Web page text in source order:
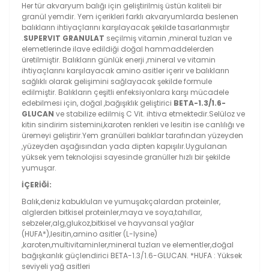
Her tür akvaryum balığı için geliştirilmiş üstün kaliteli bir
granül yemdir. Yem içerikleri farklı akvaryumlarda beslenen
balıkların ihtiyaçlarını karşılayacak şekilde tasarlanmıştır
.SUPERVIT GRANULAT seçilmiş vitamin ,mineral tuzları ve
elemetlerinde ilave edildiği doğal hammaddelerden
üretilmiştir. Balıkların günlük enerji ,mineral ve vitamin
ihtiyaçlarını karşılayacak amino asitler içerir ve balıkların
sağlıklı olarak gelişimini sağlayacak şekilde formule
edilmiştir. Balıkların çeşitli enfeksiyonlara karşı mücadele
edebilmesi için, doğal ,bağışıklık geliştirici BETA-1.3/1.6-
GLUCAN ve stabilize edilmiş C Vit. ihtiva etmektedir.Selüloz ve
kitin sindirim sistemini,karoten renkleri ve lesitin ise canlılığı ve
üremeyi geliştirir.Yem granülleri balıklar tarafından yüzeyden
,yüzeyden aşağısından yada dipten kapışılır.Uygulanan
yüksek yem teknolojisi sayesinde granüller hızlı bir şekilde
yumuşar.
İÇERİĞİ:
Balık,deniz kabukluları ve yumuşakçalardan proteinler,
alglerden bitkisel proteinler,maya ve soya,tahıllar,
sebzeler,alg,glukoz,bitkisel ve hayvansal yağlar
(HUFA*),lesitin,amino asitler (L-lysine)
,karoten,multivitaminler,mineral tuzları ve elementler,doğal
bağışkanlık güçlendirici BETA-1.3/1.6-GLUCAN. *HUFA : Yüksek
seviyeli yağ asitleri